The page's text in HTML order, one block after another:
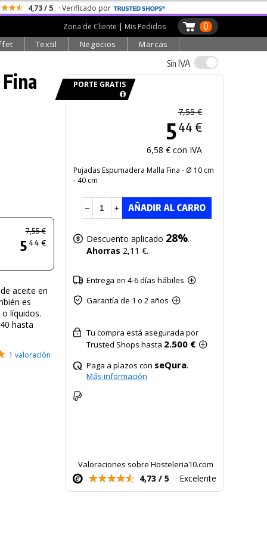
4,73 / 5 · Verificado por
0
Zona de Cliente | Mis Pedidos
Textil Negocios Marcas
7,55 €
5 44 €
aceite en
es
líquidos.
hasta
1 valoración
Sin IVA
PORTE GRATIS
7,55 €
544 €
6,58 € con IVA
Pujadas Espumadera Malla Fina - Ø 10 cm
- 40 cm
– +
Descuento aplicado 28%.
Ahorras 2,11 €.
Entrega en 4-6 días hábiles
Garantía de 1 o 2 años
Tu compra está asegurada por
Trusted Shops hasta 2.500 €
Paga a plazos con seQura.
Más información
Valoraciones sobre Hosteleria10.com
4,73 / 5 · Excelente